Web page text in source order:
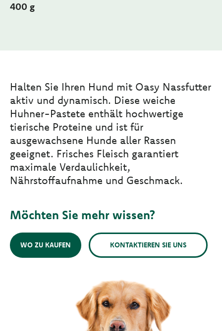
400 g
Halten Sie Ihren Hund mit Oasy Nassfutter
aktiv und dynamisch. Diese weiche
Huhner-Pastete enthält hochwertige
tierische Proteine und ist für
ausgewachsene Hunde aller Rassen
geeignet. Frisches Fleisch garantiert
maximale Verdaulichkeit,
Nährstoffaufnahme und Geschmack.
Möchten Sie mehr wissen?
WO ZU KAUFEN KONTAKTIEREN SIE UNS